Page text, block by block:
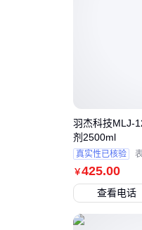
￥425.00
羽杰科技MLJ-
剂2500ml
真实性已核验
查看电话